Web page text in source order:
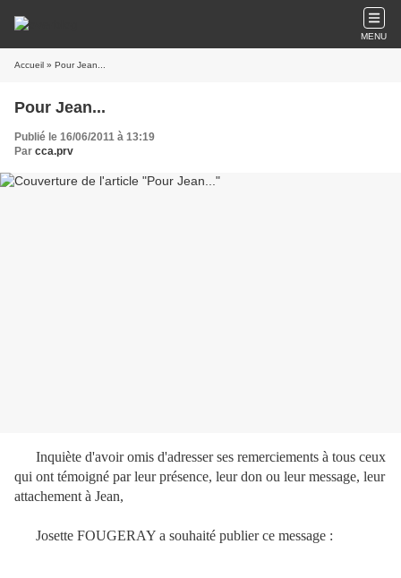
MENU
Accueil » Pour Jean...
Pour Jean...
Publié le 16/06/2011 à 13:19
Par cca.prv
Inquiète d'avoir omis d'adresser ses remerciements à tous ceux
qui ont témoigné par leur présence, leur don ou leur message, leur
attachement à Jean,
Josette FOUGERAY a souhaité publier ce message :